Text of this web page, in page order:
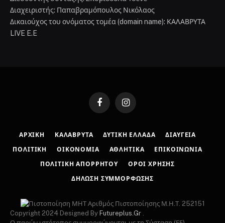
Διαχειριστής: Παπαβραμόπουλος Νικόλαος
Δικαιούχος του ονόματος τομέα (domain name): ΚΑΛΑΒΡΥΤΑ
LIVE E.E
FacebookInstagram
ΑΡΧΙΚΉ ΚΑΛΆΒΡΥΤΑ ΔΥΤΙΚΉ ΕΛΛΆΔΑ ΔΙΑΎΓΕΙΑ
ΠΟΛΙΤΙΚΉ ΟΙΚΟΝΟΜΊΑ ΑΘΛΗΤΙΚΆ ΕΠΙΚΟΙΝΩΝΊΑ
ΠΟΛΙΤΙΚΉ ΑΠΟΡΡΉΤΟΥ ΌΡΟΙ ΧΡΉΣΗΣ
ΔΉΛΩΣΗ ΣΥΜΜΌΡΦΩΣΗΣ
Αριθμός Πιστοποίησης Μ.Η.Τ. 252151
Copyright 2024 Designed By Futureplus.Gr